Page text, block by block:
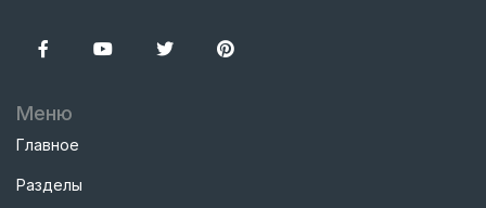
Меню
Главное
Разделы